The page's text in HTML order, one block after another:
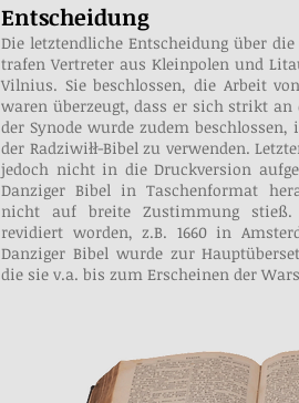
Entscheidung
Die letztendliche Entscheidung über
trafen Vertreter aus Kleinpolen und
Vilnius. Sie beschlossen, die Arbeit
waren überzeugt, dass er sich strikt an
der Synode wurde zudem
der Radziwiłł-Bibel zu verwenden.
jedoch nicht in die Druckversion
Danziger Bibel in Taschenformat
nicht auf breite Zustimmung stieß.
revidiert worden, z.B. 1660 in
Danziger Bibel wurde zur
die sie v.a. bis zum Erscheinen der